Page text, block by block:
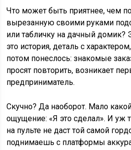
Что может быть приятнее, чем
вырезанную своими руками
или табличку на дачный домик?
это история, деталь с
потом понеслось: знакомые
просят повторить, возникает
предприниматель.
Скучно? Да наоборот. Мало
ощущение: «Я это сделал». И уж
на пульте не даст той самой
поднимаешь с платформы